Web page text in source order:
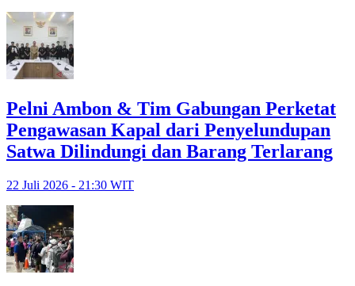
Pelni Ambon & Tim Gabungan Perketat
Pengawasan Kapal dari Penyelundupan
Satwa Dilindungi dan Barang Terlarang
22 Juli 2026 - 21:30 WIT